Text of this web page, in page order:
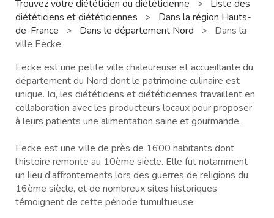
Trouvez votre diététicien ou diététicienne >
Liste des
diététiciens et diététiciennes
>
Dans la région Hauts-
de-France
> Dans le département Nord >
Dans la
ville Eecke
Eecke est une petite ville chaleureuse et accueillante du
département du Nord dont le patrimoine culinaire est
unique. Ici, les diététiciens et diététiciennes travaillent en
collaboration avec les producteurs locaux pour proposer
à leurs patients une alimentation saine et gourmande.
Eecke est une ville de près de 1600 habitants dont
l’histoire remonte au 10ème siècle. Elle fut notamment
un lieu d’affrontements lors des guerres de religions du
16ème siècle, et de nombreux sites historiques
témoignent de cette période tumultueuse.